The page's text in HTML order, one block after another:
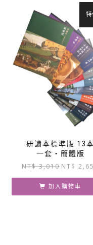
研讀本標準版 13本
一套‧簡體版
NT$3,010 原
始
價
格：
NT$
加入購物車